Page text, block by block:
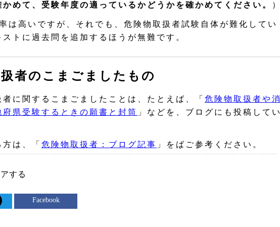
かめて、受験年度の適っているかどうかを確かめてください。
）
は高いですが、それでも、危険物取扱者試験自体が難化してい
ストに過去問を追加するほうが無難です。
者のこまごましたもの
に関するこまごましたことは、たとえば、「 危険物取扱者や消
府県受験するときの願書と封筒 」などを、ブログにも投稿してい
は、「 危険物取扱者：ブログ記事 」をばご参考ください。
する
Facebook